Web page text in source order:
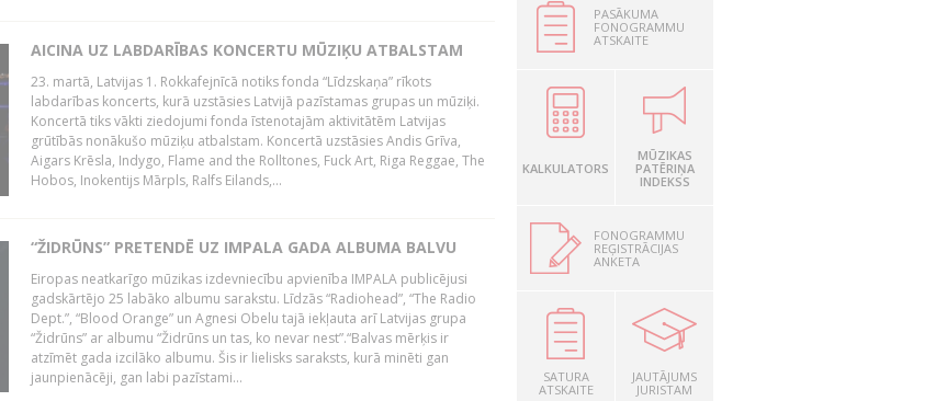
AICINA UZ LABDARĪBAS KONCERTU MŪZIĶU ATBALSTAM
23. martā, Latvijas 1. Rokkafejnīcā notiks fonda “Līdzskaņa” rīkots
labdarības koncerts, kurā uzstāsies Latvijā pazīstamas grupas un mūziķi.
Koncertā tiks vākti ziedojumi fonda īstenotajām aktivitātēm Latvijas
grūtībās nonākušo mūziķu atbalstam. Koncertā uzstāsies Andis Grīva,
Aigars Krēsla, Indygo, Flame and the Rolltones, Fuck Art, Riga Reggae, The
Hobos, Inokentijs Mārpls, Ralfs Eilands,...
“ŽIDRŪNS” PRETENDĒ UZ IMPALA GADA ALBUMA BALVU
Eiropas neatkarīgo mūzikas izdevniecību apvienība IMPALA publicējusi
gadskārtējo 25 labāko albumu sarakstu. Līdzās “Radiohead”, “The Radio
Dept.”, “Blood Orange” un Agnesi Obelu tajā iekļauta arī Latvijas grupa
“Židrūns” ar albumu “Židrūns un tas, ko nevar nest”.“Balvas mērķis ir
atzīmēt gada izcilāko albumu. Šis ir lielisks saraksts, kurā minēti gan
jaunpienācēji, gan labi pazīstami...
PASĀKUMA
FONOGRAMMU
ATSKAITE
KALKULATORS
MŪZIKAS
PATĒRIŅA
INDEKSS
FONOGRAMMU
REĢISTRĀCIJAS
ANKETA
SATURA
ATSKAITE
JAUTĀJUMS
JURISTAM